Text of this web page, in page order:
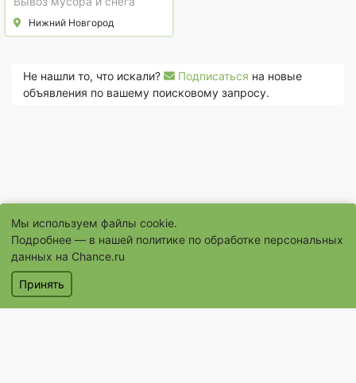
Нижний Новгород
Не нашли то, что искали? Подписаться на новые
объявления по вашему поисковому запросу.
Мы используем файлы cookie.
Подробнее — в нашей политике по обработке персональных
данных на Chance.ru
Принять
© 1996–2026 Сайт бесплатных объявлений «Шанс.Ру»
® «Шанс», «chance» являются зарегистрированными товарными
знаками